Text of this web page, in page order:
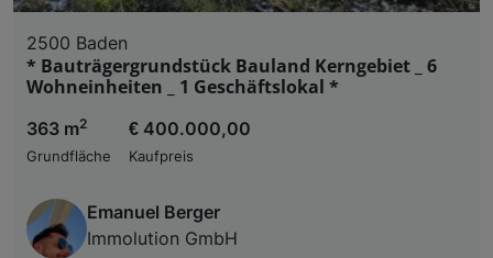
2500 Baden
* Bauträgergrundstück Bauland Kerngebiet _ 6
Wohneinheiten _ 1 Geschäftslokal *
363 m2
Grundfläche
€ 400.000,00
Kaufpreis
Emanuel Berger
Immolution GmbH